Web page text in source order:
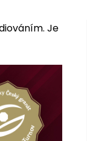
Je